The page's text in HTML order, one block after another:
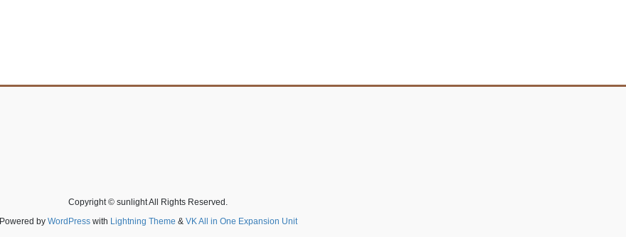
Copyright © sunlight All Rights Reserved.
Powered by WordPresswith Lightning Theme & VK All in One Expansion Unit